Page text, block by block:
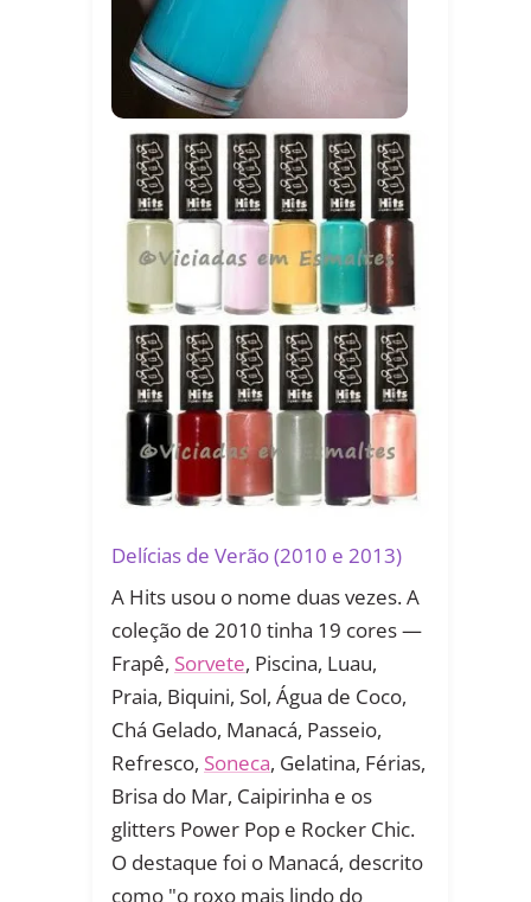
Delícias de Verão (2010 e 2013)
A Hits usou o nome duas vezes. A
coleção de 2010 tinha 19 cores —
Frapê, Sorvete, Piscina, Luau,
Praia, Biquini, Sol, Água de Coco,
Chá Gelado, Manacá, Passeio,
Refresco, Soneca, Gelatina, Férias,
Brisa do Mar, Caipirinha e os
glitters Power Pop e Rocker Chic.
O destaque foi o Manacá, descrito
como "o roxo mais lindo do